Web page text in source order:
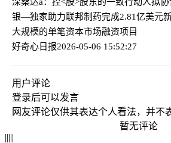
银—独家助力联邦制药完成2.81亿美元
大规模的单笔资本市场融资项目
好奇心日报2026-05-06 15:52:27
用户评论
登录后可以发言
网友评论仅供其表达个人看法，并不
暂无评论
|||||